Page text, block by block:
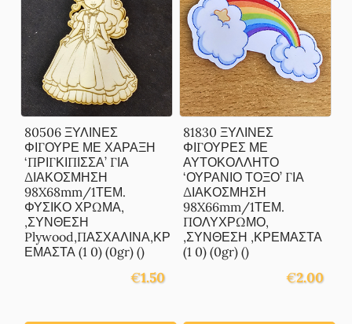
80506 ΞΥΛΙΝΕΣ
ΦΙΓΟΥΡΕ ΜΕ ΧΑΡΑΞΗ
‘ΠΡΙΓΚΙΠΙΣΣΑ’ ΓΙΑ
ΔΙΑΚΟΣΜΗΣΗ
98X68mm/1ΤΕΜ.
ΦΥΣΙΚΟ ΧΡΩΜΑ,
,ΣΥΝΘΕΣΗ
Plywood,ΠΑΣΧΑΛΙΝΑ,ΚΡ
ΕΜΑΣΤΑ (1 0) (0gr) ()
€1.50
81830 ΞΥΛΙΝΕΣ
ΦΙΓΟΥΡΕΣ ΜΕ
ΑΥΤΟΚΟΛΛΗΤΟ
‘ΟΥΡΑΝΙΟ ΤΟΞΟ’ ΓΙΑ
ΔΙΑΚΟΣΜΗΣΗ
98X66mm/1ΤΕΜ.
ΠΟΛΥΧΡΩΜΟ,
,ΣΥΝΘΕΣΗ ,ΚΡΕΜΑΣΤΑ
(1 0) (0gr) ()
€2.00